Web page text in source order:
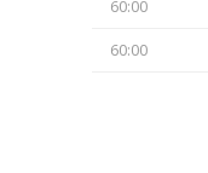
60:00
60:00